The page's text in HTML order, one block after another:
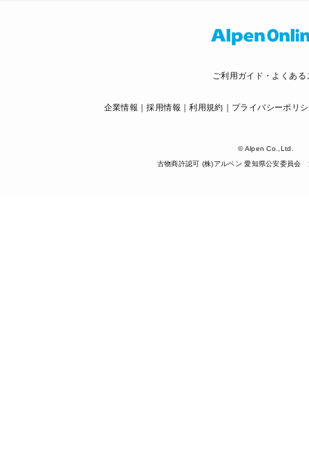
ご利用ガイド・よくある
企業情報 採用情報 利用規約 プライバシーポリ
© Alpen Co.,Ltd.
古物商許認可 (株)アルペン 愛知県公安委員